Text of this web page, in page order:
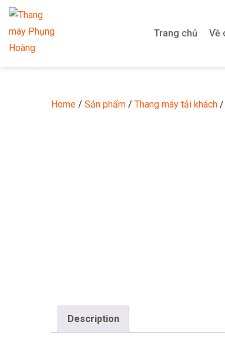
Trang chủ Về
Home / Sản phẩm / Thang máy tải khách /
Description